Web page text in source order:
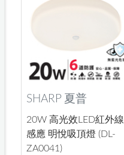
SHARP 夏普
20W 高光效LED紅外線
感應 明悅吸頂燈 (DL-
ZA0041)